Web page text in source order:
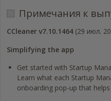
Примечания к
CCleaner v7.10.1464 (29 июл.
Simplifying the app
Get started with Startup
Learn what each Startup
onboarding pop-up that